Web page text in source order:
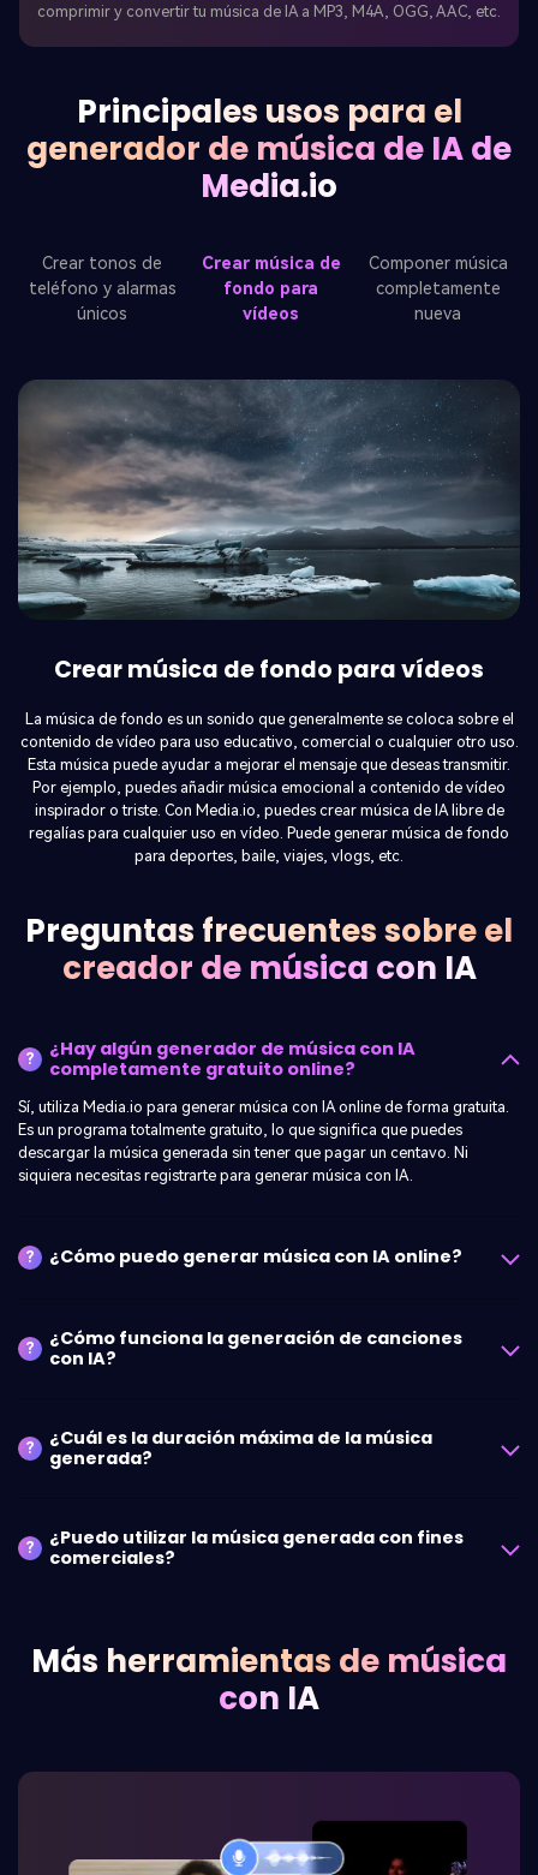
comprimir y convertir tu música de IA a MP3, M4A, OGG, AAC, etc.
Principales usos para el
generador de música de IA de
Media.io
Crear tonos de
teléfono y alarmas
únicos
Crear música de
fondo para
vídeos
Componer música
completamente
nueva
Componer música completamente
Si eres compositor de música, sabrás lo desafiante que puede ser
encontrar una melodía para tu música. Pero con Media.io, no necesitas
esforzarte tratando de crear los ritmos perfectos para tu música. En
cambio, puedes probar la música generada por IA y encontrar una que
se ajuste a tu uso previsto. También es una herramienta ideal para
practicar tu actuación de karaoke.
Preguntas frecuentes sobre el
creador de música con IA
?
¿Hay algún generador de música con IA
completamente gratuito online?
Sí, utiliza Media.io para generar música con IA online de forma gratuita.
Es un programa totalmente gratuito, lo que significa que puedes
descargar la música generada sin tener que pagar un centavo. Ni
siquiera necesitas registrarte para generar música con IA.
? ¿Cómo puedo generar música con IA online?
?
¿Cómo funciona la generación de canciones
con IA?
?
¿Cuál es la duración máxima de la música
generada?
?
¿Puedo utilizar la música generada con fines
comerciales?
Más herramientas de música
con IA